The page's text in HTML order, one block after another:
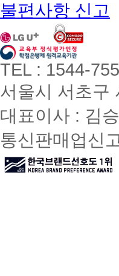
불편사항 신고
TEL : 1544-
서울시 서초구
대표이사 : 김
통신판매업신